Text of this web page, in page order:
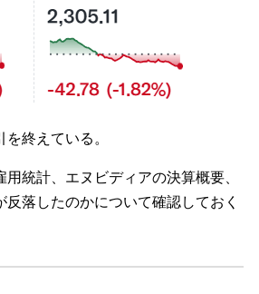
終えている。
用統計、エヌビディアの決算概要、
落したのかについて確認しておく